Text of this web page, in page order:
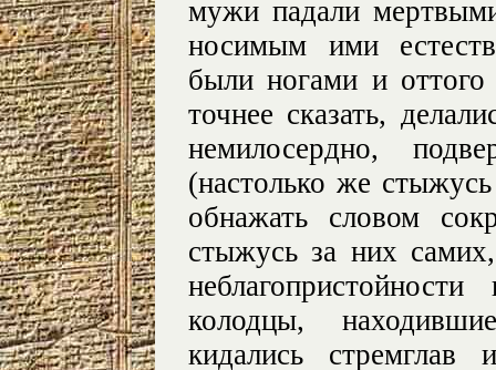
мужи падали
носимым ими
были ногами и
точнее сказать,
немилосердно,
(настолько же
обнажать словом
стыжусь за них
колодцы,
кидались